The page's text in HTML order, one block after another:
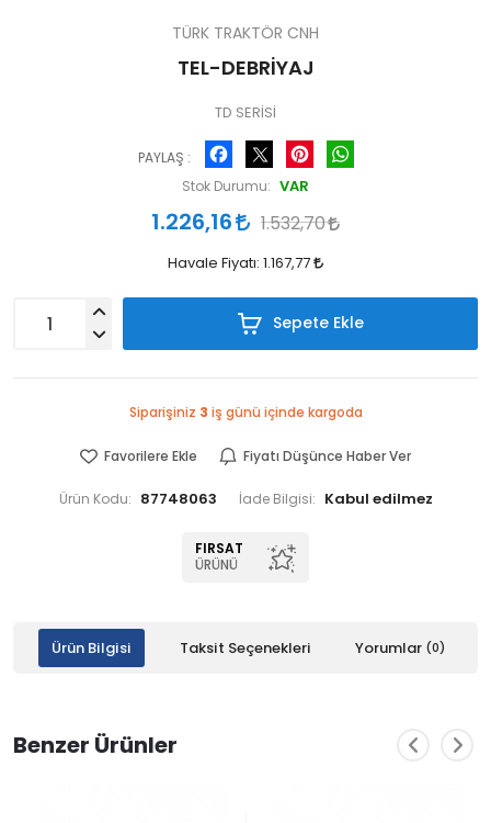
TÜRK TRAKTÖR CNH
TEL-DEBRİYAJ
TD SERİSİ
PAYLAŞ :
Facebook Pinterest
Stok Durumu: VAR
1.226,16 1.532,70
Havale Fiyatı: 1.167,77
Sepete Ekle
Siparişiniz 3 iş günü içinde kargoda
Favorilere Ekle Fiyatı Düşünce Haber Ver
Ürün Kodu: 87748063 İade Bilgisi:
FIRSAT
ÜRÜNÜ
Ürün Bilgisi Taksit Seçenekleri Yorumlar (0)
Benzer Ürünler